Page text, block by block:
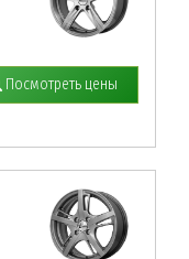
Посмотреть цены